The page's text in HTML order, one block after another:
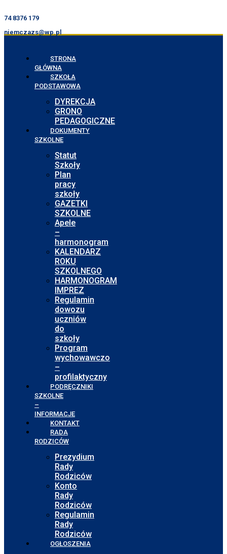
74 8376 179
niemczazs@wp.pl
STRONA
GŁÓWNA
SZKOŁA
PODSTAWOWA
DYREKCJA
GRONO
PEDAGOGICZNE
DOKUMENTY
SZKOLNE
Statut
Szkoły
Plan
pracy
szkoły
GAZETKI
SZKOLNE
Apele
–
harmonogram
KALENDARZ
ROKU
SZKOLNEGO
HARMONOGRAM
IMPREZ
Regulamin
dowozu
uczniów
do
szkoły
Program
wychowawczo
–
profilaktyczny
PODRĘCZNIKI
SZKOLNE
–
INFORMACJE
KONTAKT
RADA
RODZICÓW
Prezydium
Rady
Rodziców
Konto
Rady
Rodziców
Regulamin
Rady
Rodziców
OGŁOSZENIA